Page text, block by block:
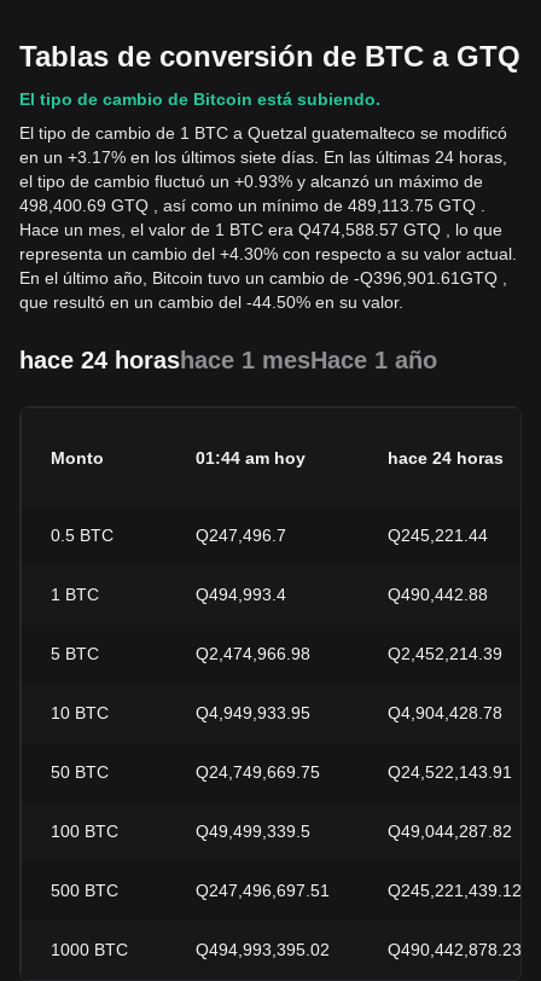
Tablas de conversión de BTC a GTQ
El tipo de cambio de Bitcoin está subiendo.
El tipo de cambio de 1 BTC a Quetzal guatemalteco se modificó
en un +3.17% en los últimos siete días. En las últimas 24 horas,
el tipo de cambio fluctuó un +0.93% y alcanzó un máximo de
498,400.69 GTQ , así como un mínimo de 489,113.75 GTQ .
Hace un mes, el valor de 1 BTC era Q474,588.57 GTQ , lo que
representa un cambio del +4.30% con respecto a su valor actual.
En el último año, Bitcoin tuvo un cambio de -Q396,901.61GTQ
que resultó en un cambio del -44.50% en su valor.
hace 24 horashace 1 mesHace 1 año
Monto 01:44 am hoy hace 24 horas
0.5 BTC Q247,496.7 Q245,221.44
1 BTC Q494,993.4 Q490,442.88
5 BTC Q2,474,966.98 Q2,452,214.39
10 BTC Q4,949,933.95 Q4,904,428.78
50 BTC Q24,749,669.75 Q24,522,143.91
100 BTC Q49,499,339.5 Q49,044,287.82
500 BTC Q247,496,697.51 Q245,221,439.12
1000 BTC Q494,993,395.02 Q490,442,878.23